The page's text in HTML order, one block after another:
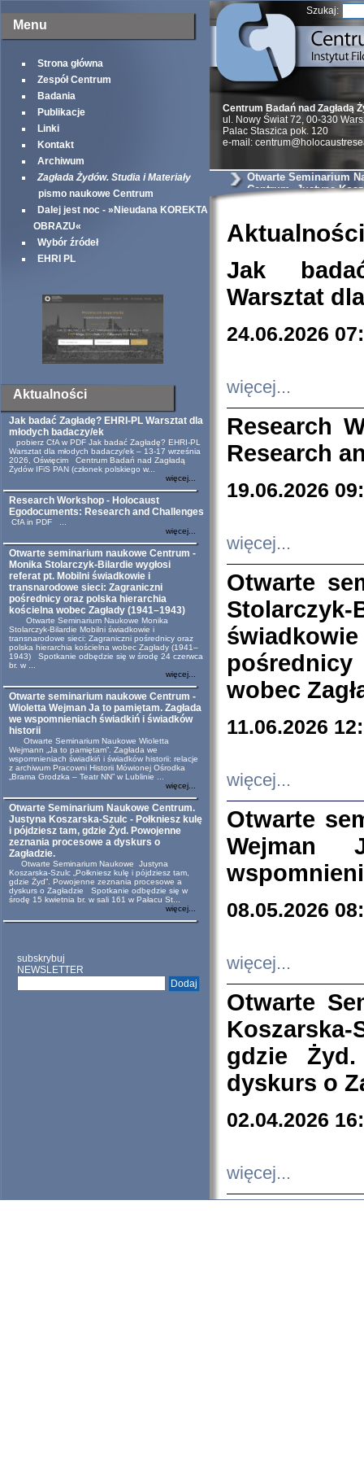
Menu
Strona główna
Zespół Centrum
Badania
Publikacje
Linki
Kontakt
Archiwum
Zagłada Żydów. Studia i Materiały
pismo naukowe Centrum
Dalej jest noc - »Nieudana KOREKTA
OBRAZU«
Wybór źródeł
EHRI PL
Aktualności
Jak badać Zagładę? EHRI-PL Warsztat dla
młodych badaczy/ek
pobierz CfA w PDF Jak badać Zagładę? EHRI-PL
Warsztat dla młodych badaczy/ek – 13-17 września
2026, Oświęcim Centrum Badań nad Zagładą
Żydów IFiS PAN (członek polskiego w...
więcej...
Research Workshop - Holocaust
Egodocuments: Research and Challenges
CfA in PDF ...
więcej...
Otwarte seminarium naukowe Centrum -
Monika Stolarczyk-Bilardie wygłosi
referat pt. Mobilni świadkowie i
transnarodowe sieci: Zagraniczni
pośrednicy oraz polska hierarchia
kościelna wobec Zagłady (1941–1943)
Otwarte Seminarium Naukowe Monika
Stolarczyk-Bilardie Mobilni świadkowie i
transnarodowe sieci: Zagraniczni pośrednicy oraz
polska hierarchia kościelna wobec Zagłady (1941–
1943) Spotkanie odbędzie się w środę 24 czerwca
br. w ...
więcej...
Otwarte seminarium naukowe Centrum -
Wioletta Wejman Ja to pamiętam. Zagłada
we wspomnieniach świadkiń i świadków
historii
Otwarte Seminarium Naukowe Wioletta
Wejmann „Ja to pamiętam”. Zagłada we
wspomnieniach świadkiń i świadków historii: relacje
z archiwum Pracowni Historii Mówionej Ośrodka
„Brama Grodzka – Teatr NN” w Lublinie ...
więcej...
Otwarte Seminarium Naukowe Centrum.
Justyna Koszarska-Szulc - Połkniesz kulę
i pójdziesz tam, gdzie Żyd. Powojenne
zeznania procesowe a dyskurs o
Zagładzie.
Otwarte Seminarium Naukowe Justyna
Koszarska-Szulc „Połkniesz kulę i pójdziesz tam,
gdzie Żyd”. Powojenne zeznania procesowe a
dyskurs o Zagładzie Spotkanie odbędzie się w
środę 15 kwietnia br. w sali 161 w Pałacu St...
więcej...
subskrybuj
NEWSLETTER
Szukaj:
Centrum Badań nad Zagładą
ul. Nowy Świat 72, 00-330
Palac Staszica pok. 120
e-mail:
Otwarte Seminarium
Centrum. Justyna
dyskurs o Zagładzie.
Aktualności
Jak
Warsztat
24.06.2026
więcej...
Research
Research
19.06.2026
więcej...
Otwarte
wobec
11.06.2026
więcej...
Otwarte
Wejman
08.05.2026
więcej...
Otwarte
Koszarska-
gdzie
dyskurs o
02.04.2026
więcej...